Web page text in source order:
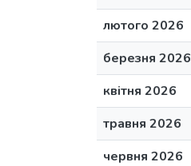
лютого 2026
березня 2026
квітня 2026
травня 2026
червня 2026